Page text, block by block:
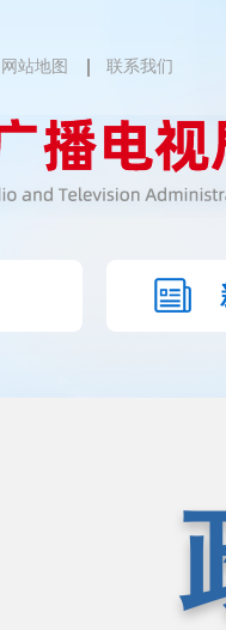
网站地图 联系我们